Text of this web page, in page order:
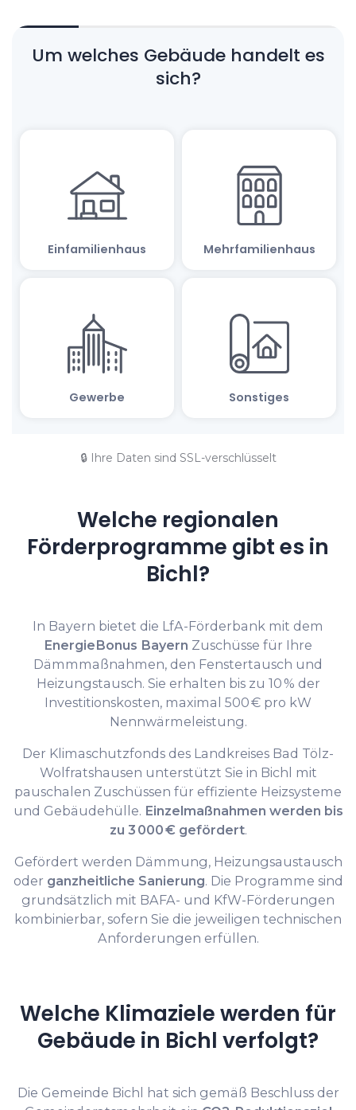
🔒 Ihre Daten sind SSL-verschlüsselt
Welche regionalen
Förderprogramme gibt es in
Bichl?
In Bayern bietet die LfA-Förderbank mit dem
EnergieBonus Bayern Zuschüsse für Ihre
Dämmmaßnahmen, den Fenstertausch und
Heizungstausch. Sie erhalten bis zu 10 % der
Investitionskosten, maximal 500 € pro kW
Nennwärmeleistung.
Der Klimaschutzfonds des Landkreises Bad Tölz-
Wolfratshausen unterstützt Sie in Bichl mit
pauschalen Zuschüssen für effiziente Heizsysteme
und Gebäudehülle. Einzelmaßnahmen werden bis
zu 3 000 € gefördert.
Gefördert werden Dämmung, Heizungsaustausch
oder ganzheitliche Sanierung. Die Programme sind
grundsätzlich mit BAFA- und KfW-Förderungen
kombinierbar, sofern Sie die jeweiligen technischen
Anforderungen erfüllen.
Welche Klimaziele werden für
Gebäude in Bichl verfolgt?
Die Gemeinde Bichl hat sich gemäß Beschluss der